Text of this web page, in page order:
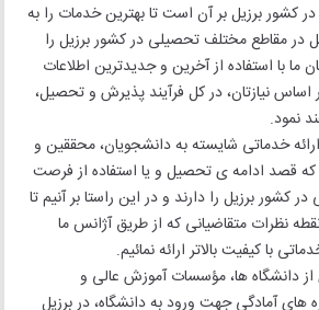
کشور برزیل بر آن است تا بهترین خدمات را به
مقاطع مختلف تحصیلی در کشور برزیل را
ما با استفاده از آخرین و جدیدترین اطلاعات
اساس نیازتان، در کل فرآیند پذیرش و تحصیل،
نمود.
خدماتی شایسته به دانشجویان، محققین و
که قصد ادامه ی تحصیل و یا استفاده از فرصت
کشور برزیل را دارند و در این راستا بر آنیم تا
نظرات متقاضیانی که از طریق آژانس ما
با کیفیت بالاتر ارائه نمائیم.
از دانشگاه ها، مؤسسات آموزش عالی و
های آمادگی جهت ورود به دانشگاه، در برزیل